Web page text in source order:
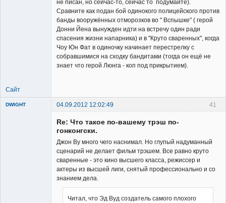
не писан, но сейчас-то, сейчас то подумайте).
Сравните как подан бой одинокого полицейского против
банды вооружённых отморозков во " Вспышке" ( герой
Донни Йена вынужден идти на встречу один ради
спасения жизни напарника) и в "Круто сваренных", когда
Чоу Юн Фат в одиночку начинает перестрелку с
собравшимися на сходку бандитами (тогда он ещё не
знает что герой Люнга - коп под прикрытием).
Сайт
41
DWIGHT 04.09.2012 12:02:49
Re: Что такое по-вашему трэш по-
гонконгски.
Джон Ву много чего наснимал. Но глупый надуманный
сценарий не делает фильм трэшем. Все равно круто
сваренные - это кино высшего класса, режиссер и
актеры из высшей лиги, снятый профессионально и со
знанием дела.
Читал, что Эд Вуд создатель самого плохого